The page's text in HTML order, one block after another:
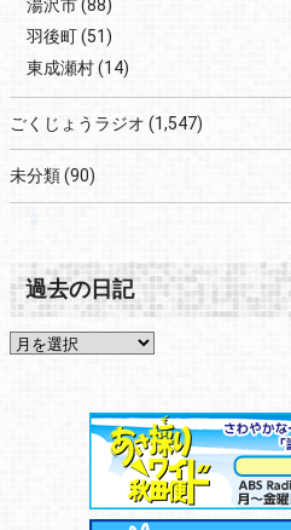
湯沢市(88)
羽後町(51)
東成瀬村(14)
ごくじょうラジオ (1,547)
未分類(90)
過去の日記